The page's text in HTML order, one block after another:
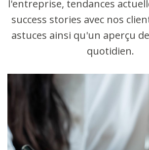
l'entreprise, tendances
success stories avec nos
astuces ainsi qu'un aperçu
quotidien.